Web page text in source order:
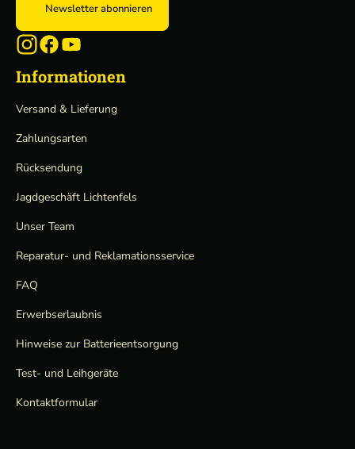
Newsletter abonnieren
Informationen
Versand & Lieferung
Zahlungsarten
Rücksendung
Jagdgeschäft Lichtenfels
Unser Team
Reparatur- und Reklamationsservice
FAQ
Erwerbserlaubnis
Hinweise zur Batterieentsorgung
Test- und Leihgeräte
Kontaktformular